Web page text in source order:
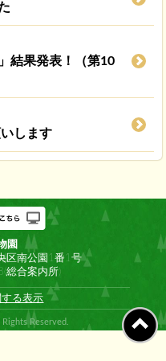
結果発表！（第10
します
園
区南公園1番1号
総合案内所)
る表示
Reserved.